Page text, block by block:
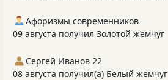
Афоризмы современников
09 августа получил Золотой жемчуг
Сергей Иванов 22
08 августа получил(а) Белый жемчуг